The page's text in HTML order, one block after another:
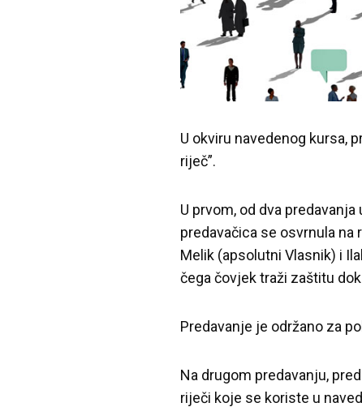
U okviru navedenog kursa,
riječ”.
U prvom, od dva
predavačica se osvrnula na
Melik (apsolutni Vlasnik) i
čega čovjek traži zaštitu
Predavanje je održano za
Na drugom predavanju,
riječi koje se koriste u